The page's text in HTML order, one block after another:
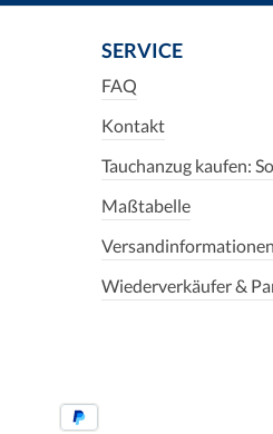
SERVICE
FAQ
Kontakt
Tauchanzug kaufen:
Maßtabelle
Versandinformationen
Wiederverkäufer &